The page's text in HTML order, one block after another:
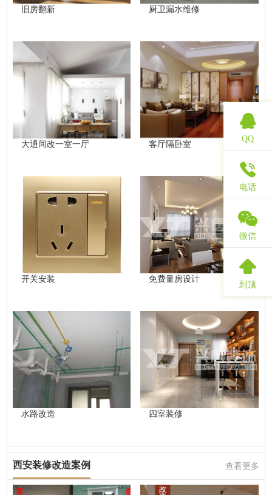
旧房翻新 厨卫漏水维修
大通间改一室一厅 客厅隔卧室
开关安装 免费量房设计
水路改造 四室装修
西安装修改造案例 查看更多
QQ
电话
微信
到顶